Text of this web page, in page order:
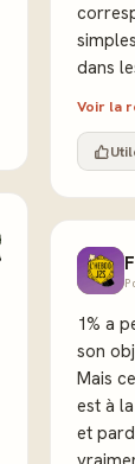
dans
Voir la
1% a
son
Mais
est à
et